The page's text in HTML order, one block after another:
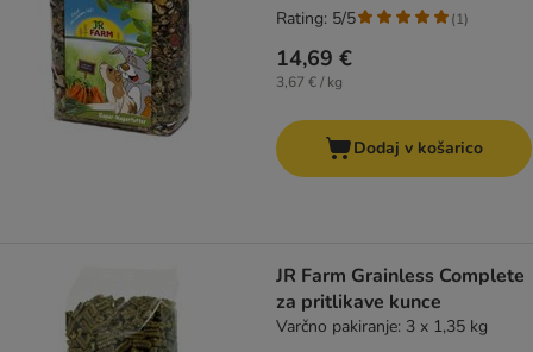
14,69 €
3,67 € / kg
Rating: 5/5 (1)
Dodaj v košarico
JR Farm Grainless Complete
za pritlikave kunce
Varčno pakiranje: 3 x 1,35 kg